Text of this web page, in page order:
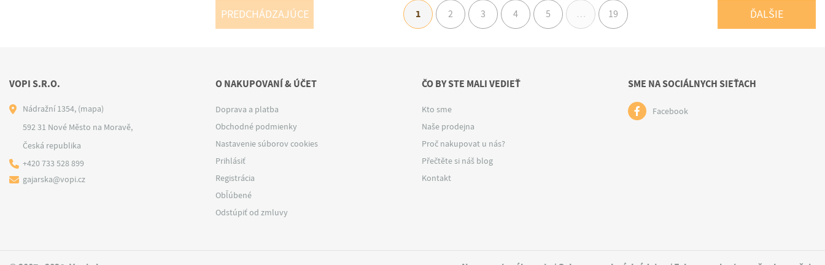
PREDCHÁDZAJÚCE 1 2 3 4 5 … 19 ĎALŠIE
VOPI S.R.O.
Nádražní 1354, (mapa)
592 31 Nové Město na Moravě,
Česká republika
+420 733 528 899
gajarska@vopi.cz
O NAKUPOVANÍ & ÚČET
Doprava a platba
Obchodné podmienky
Nastavenie súborov cookies
Prihlásiť
Registrácia
Obľúbené
Odstúpiť od zmluvy
ČO BY STE MALI VEDIEŤ
Kto sme
Naše prodejna
Proč nakupovat u nás?
Přečtěte si náš blog
Kontakt
SME NA SOCIÁLNYCH SIEŤACH
Facebook